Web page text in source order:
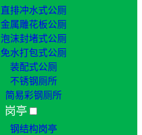
直排冲水式公厕
金属雕花板公厕
泡沫封堵式公厕
免水打包式公厕
装配式公厕
不锈钢厕所
简易彩钢厕所
岗亭
钢结构岗亭